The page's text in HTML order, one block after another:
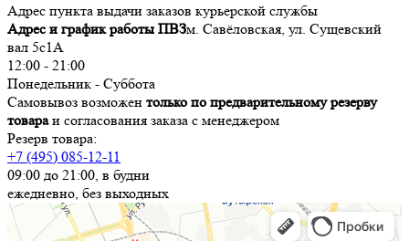
Адрес пункта выдачи заказов курьерской службы
Адрес и график работы ПВЗм. Савёловская, ул. Сущевский
вал 5с1А
12:00 - 21:00
Понедельник - Суббота
Самовывоз возможен только по предварительному резерву
товараи согласования заказа с менеджером
Резерв товара:
+7 (495) 085-12-11
09:00 до 21:00, в будни
ежедневно, без выходных